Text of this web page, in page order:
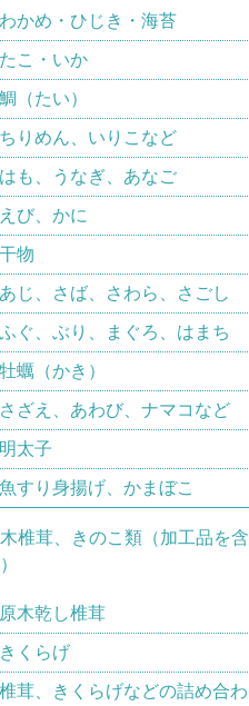
わかめ・ひじき・海苔
たこ・いか
鯛（たい）
ちりめん、いりこなど
はも、うなぎ、あなご
えび、かに
干物
あじ、さば、さわら、さごし
ふぐ、ぶり、まぐろ、はまち
牡蠣（かき）
さざえ、あわび、ナマコなど
明太子
魚すり身揚げ、かまぼこ
椎茸、きのこ類（加工品を含
原木乾し椎茸
きくらげ
椎茸、きくらげなどの詰め合わ